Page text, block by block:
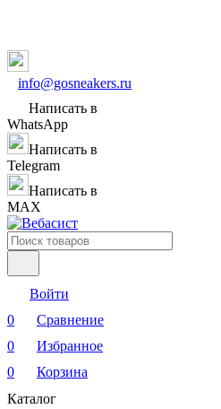
info@gosneakers.ru
Написать в
WhatsApp
Написать в
Telegram
Написать в
MAX
Войти
0
Сравнение
0
Избранное
0
Корзина
Каталог